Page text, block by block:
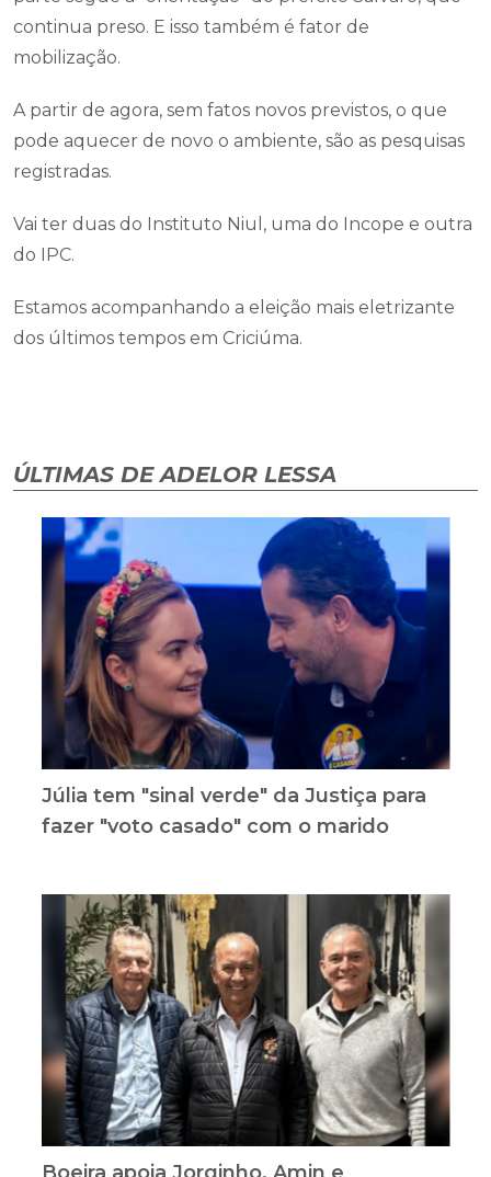
continua preso. E isso também é fator de
mobilização.
A partir de agora, sem fatos novos previstos, o que
pode aquecer de novo o ambiente, são as pesquisas
registradas.
Vai ter duas do Instituto Niul, uma do Incope e outra
do IPC.
Estamos acompanhando a eleição mais eletrizante
dos últimos tempos em Criciúma.
ÚLTIMAS DE ADELOR LESSA
Júlia tem "sinal verde" da Justiça para
fazer "voto casado" com o marido